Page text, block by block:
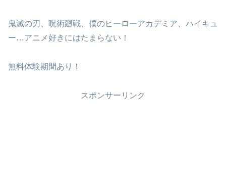
鬼滅の刃、呪術廻戦、僕のヒーローアカデミア、ハイキュ
ー…アニメ好きにはたまらない！
無料体験期間あり！
スポンサーリンク